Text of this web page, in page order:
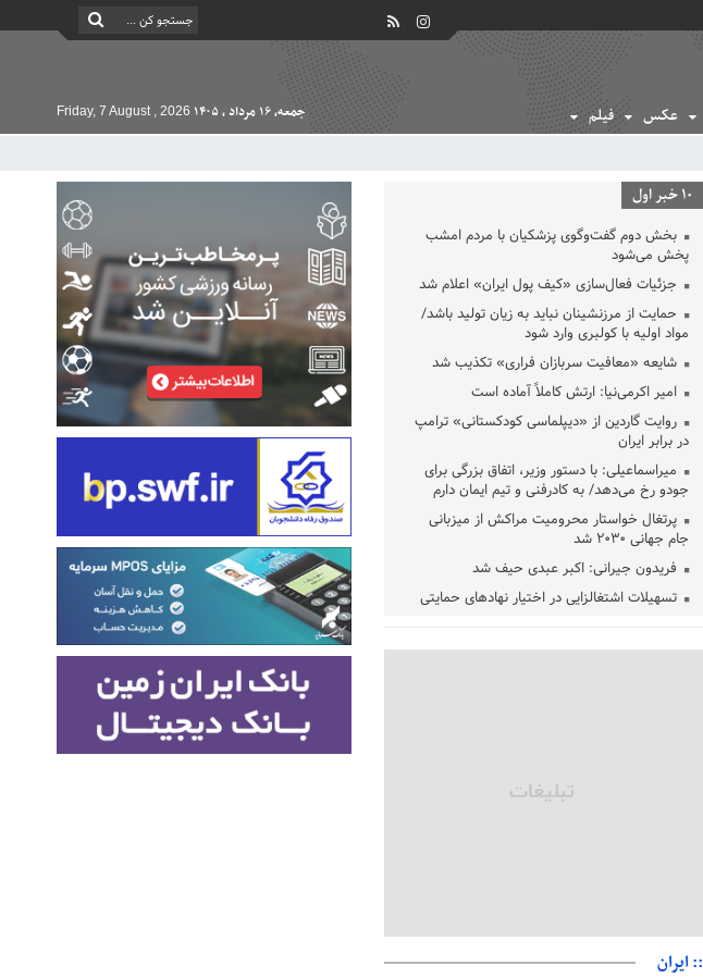
عکس فیلم جمعه, ۱۶ مرداد , ۱۴۰۵ Friday, 7 August , 2026
10 خبر اول
بخش دوم گفت‌وگوی پزشکیان با مردم امشب
پخش می‌شود
جزئیات فعال‌سازی «کیف پول ایران» اعلام شد
حمایت از مرزنشینان نباید به زیان تولید باشد/
مواد اولیه با کولبری وارد شود
شایعه «معافیت سربازان فراری» تکذیب شد
امیر اکرمی‌نیا: ارتش کاملاً آماده است
روایت گاردین از «دیپلماسی کودکستانی» ترامپ
در برابر ایران
میراسماعیلی: با دستور وزیر، اتفاق بزرگی برای
جودو رخ می‌دهد/ به کادرفنی و تیم ایمان دارم
پرتغال خواستار محرومیت مراکش از میزبانی
جام جهانی ۲۰۳۰ شد
فریدون جیرانی: اکبر عبدی حیف شد
تسهیلات اشتغالزایی در اختیار نهادهای حمایتی
زمان جلسه سرنوشت‌ساز هیات رئیسه
رئیس سازمان جهاد کشاورزی استان: کشاورزان
:: ایران